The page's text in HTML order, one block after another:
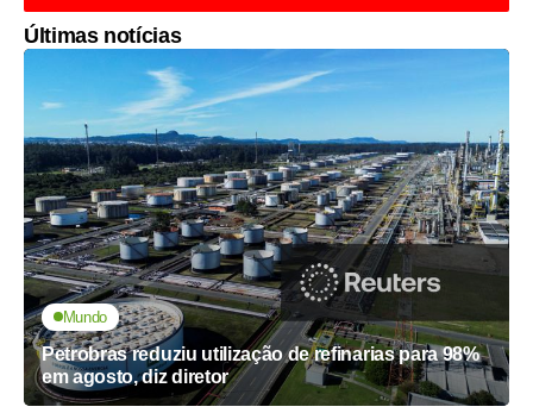
Últimas notícias
Mundo
Petrobras reduziu utilização de refinarias para 98%
em agosto, diz diretor